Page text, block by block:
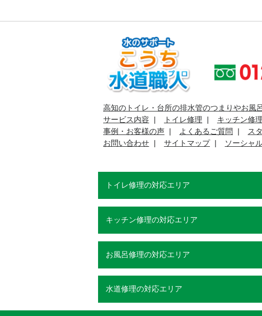
高知のトイレ・台所の排水管のつまりやお風
サービス内容
トイレ修理 キッチン修理
事例・お客様の声
よくあるご質問 ス
お問い合わせ
サイトマップ ソーシャ
トイレ修理の対応エリア
キッチン修理の対応エリア
お風呂修理の対応エリア
水道修理の対応エリア